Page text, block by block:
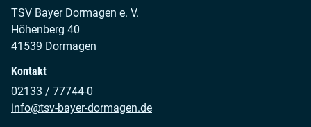
TSV Bayer Dormagen e. V.
Höhenberg 40
41539 Dormagen
Kontakt
02133 / 77744-0
info@tsv-bayer-dormagen.de